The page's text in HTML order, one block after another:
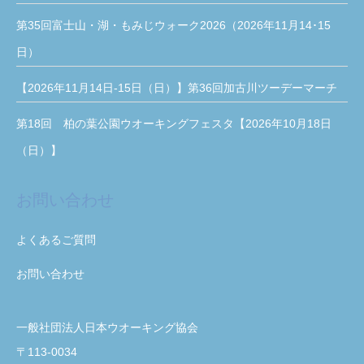
第35回富士山・湖・もみじウォーク2026（2026年11月14･15
日）
【2026年11月14日-15日（日）】第36回加古川ツーデーマーチ
第18回 柏の葉公園ウオーキングフェスタ【2026年10月18日
（日）】
よくあるご質問
お問い合わせ
一般社団法人日本ウオーキング協会
〒113-0034